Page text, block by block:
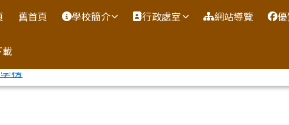
全球資訊網
舊首頁 學校簡介 行政處室 網站導覽